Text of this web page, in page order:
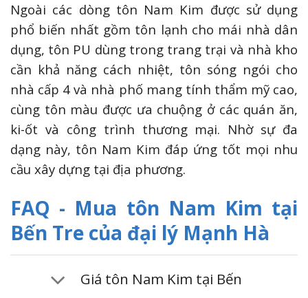
Ngoài các dòng tôn Nam Kim được sử dụng
phổ biến nhất gồm tôn lạnh cho mái nhà dân
dụng, tôn PU dùng trong trang trại và nhà kho
cần khả năng cách nhiệt, tôn sóng ngói cho
nhà cấp 4 và nhà phố mang tính thẩm mỹ cao,
cùng tôn màu được ưa chuộng ở các quán ăn,
ki-ốt và công trình thương mại. Nhờ sự đa
dạng này, tôn Nam Kim đáp ứng tốt mọi nhu
cầu xây dựng tại địa phương.
FAQ - Mua tôn Nam Kim tại
Bến Tre của đại lý Mạnh Hà
Giá tôn Nam Kim tại Bến